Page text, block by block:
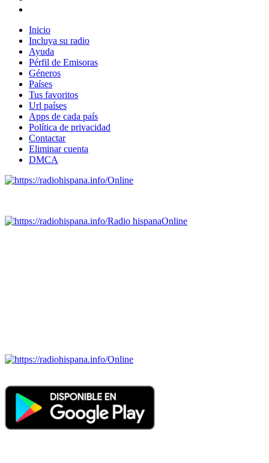
Inicio
Incluya su radio
Ayuda
Pérfil de Emisoras
Géneros
Países
Tus favoritos
Url países
Apps de cada país
Política de privacidad
Contactar
Eliminar cuenta
DMCA
Online
Radio hispanaOnline
Online